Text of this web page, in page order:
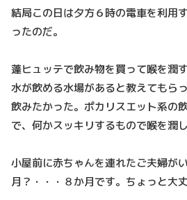
結局この日は夕方６時の電車を利用
ったのだ。
蓬ヒュッテで飲み物を買って喉を潤
水が飲める水場があると教えてもら
飲みたかった。ポカリスエット系の
で、何かスッキリするもので喉を潤
小屋前に赤ちゃんを連れたご夫婦が
月？・・・８か月です。ちょっと大